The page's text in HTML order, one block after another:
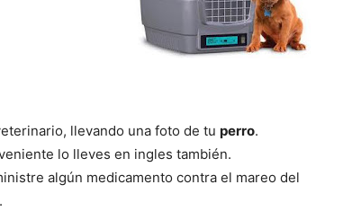
–
Razas
llevando una foto de tu perro.
lo lleves en ingles también.
algún medicamento contra el mareo del